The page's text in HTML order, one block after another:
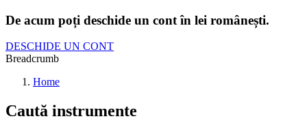
De acum poți deschide un cont în lei românești.
DESCHIDE UN CONT
Breadcrumb
Home
Caută instrumente